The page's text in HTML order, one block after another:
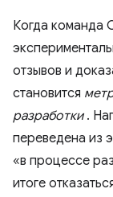
Когда команда
отзывов и
становится
разработки.
переведена из
«в процессе
итоге